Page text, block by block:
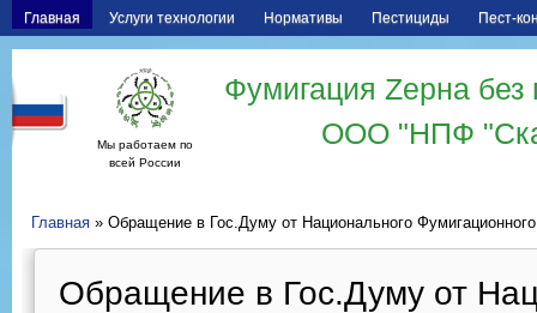
Главная Услуги технологии Нормативы Пестициды Пест-
Мы работаем по
всей России
Фумигация Zерна
ООО "НПФ
Главная » Обращение в Гос.Думу от Национального
Обращение в Гос.Думу от